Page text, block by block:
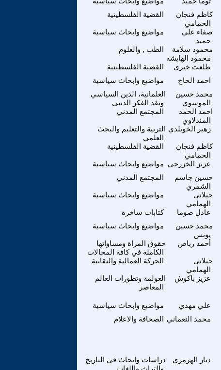
القضية الفلسطينية
كاظم فنجان
الحمامي
مواضيع وابحاث سياسية
صفاء علي
حميد
الطب , والعلوم
محمود سلامة
محمود الهايشة
القضية الفلسطينية طلعت خيري
مواضيع وابحاث سياسية
احمد الحاج
العلمانية، الدين السياسي
ونقد الفكر الديني
محمد حسين
الموسوي
المجتمع المدني
احمد الحمد
المندلاوي
التربية والتعليم والبحث
العلمي
زهير الخويلدي
القضية الفلسطينية
كاظم فنجان
الحمامي
مواضيع وابحاث سياسية عزيز الخزرجي
المجتمع المدني
حسين جاسم
الشمري
مواضيع وابحاث سياسية
جيلاني
الهمامي
كتابات ساخرة عادل صوما
مواضيع وابحاث سياسية
محمد حسين
يونس
حقوق المراة ومساواتها
الكاملة في كافة المجالات
أحمد رباص
الحركة العمالية والنقابية
جيلاني
الهمامي
العولمة وتطورات العالم
المعاصر
عزيز باكوش
مواضيع وابحاث سياسية علي مهدي
الصحافة والاعلام محمد النعماني
دراسات وابحاث في التاريخ
والتراث واللغات
ديار الهرمزي